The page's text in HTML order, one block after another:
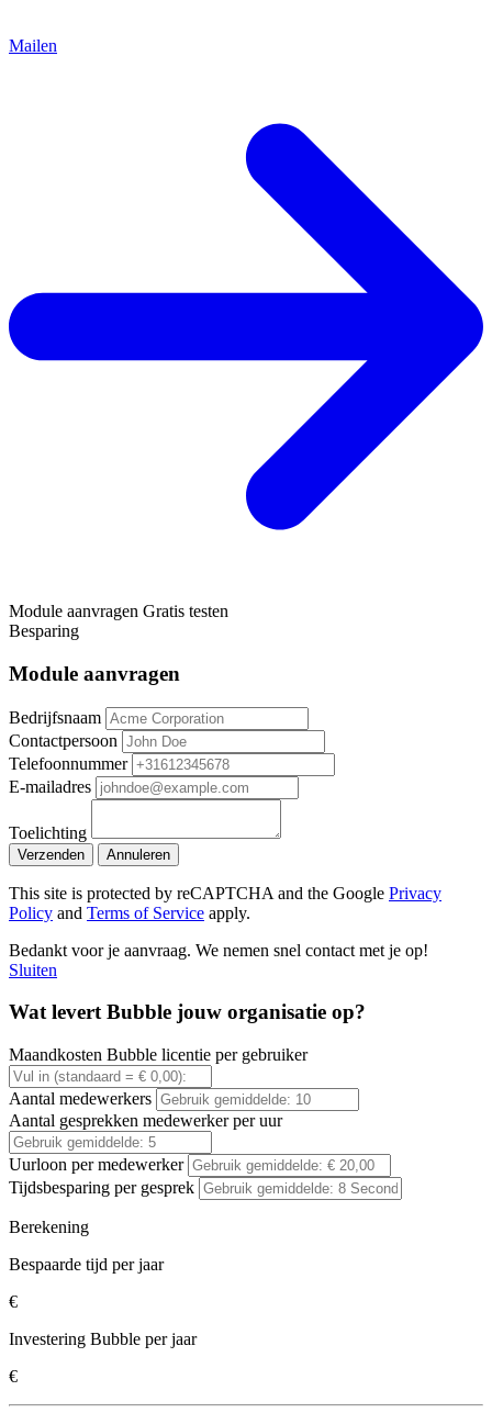
Mailen
Module aanvragen Gratis testen
Besparing
Module aanvragen
Bedrijfsnaam
Contactpersoon
Telefoonnummer
E-mailadres
Toelichting
Verzenden Annuleren
This site is protected by reCAPTCHA and the Google Privacy
Policy and Terms of Service apply.
Bedankt voor je aanvraag. We nemen snel contact met je op!
Sluiten
Wat levert Bubble jouw organisatie op?
Maandkosten Bubble licentie per gebruiker
Aantal medewerkers
Aantal gesprekken medewerker per uur
Uurloon per medewerker
Tijdsbesparing per gesprek
Berekening
Bespaarde tijd per jaar
€
Investering Bubble per jaar
€